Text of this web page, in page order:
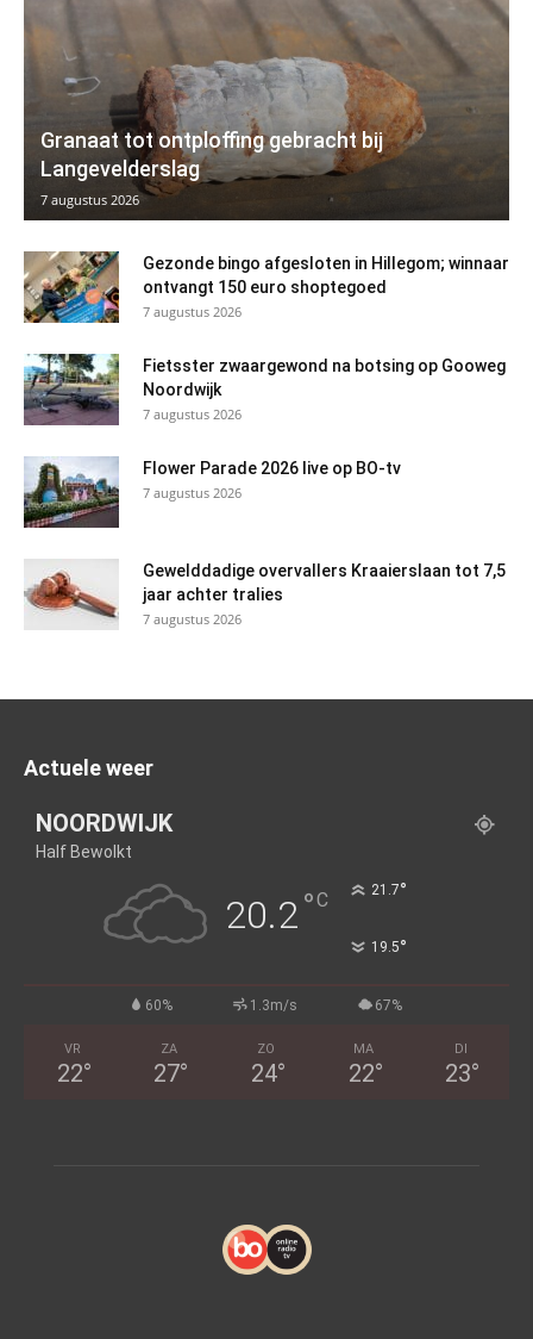
Granaat tot ontploffing gebracht bij
Langevelderslag
7 augustus 2026
Gezonde bingo afgesloten in Hillegom; winnaar
ontvangt 150 euro shoptegoed
7 augustus 2026
Fietsster zwaargewond na botsing op Gooweg
Noordwijk
7 augustus 2026
Flower Parade 2026 live op BO-tv
7 augustus 2026
Gewelddadige overvallers Kraaierslaan tot 7,5
jaar achter tralies
7 augustus 2026
Actuele weer
NOORDWIJK
Half Bewolkt
20.2°C 21.7°
19.5°
60% 1.3m/s 67%
VR
22°
ZA
27°
ZO
24°
MA
22°
DI
23°